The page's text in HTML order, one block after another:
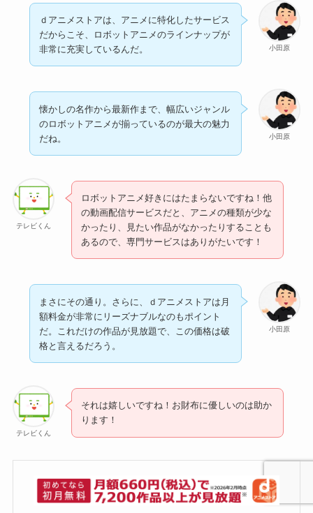
小田原
ｄアニメストアは、アニメに特化したサービス
だからこそ、ロボットアニメのラインナップが
非常に充実しているんだ。
小田原
懐かしの名作から最新作まで、幅広いジャンル
のロボットアニメが揃っているのが最大の魅力
だね。
テレビくん
ロボットアニメ好きにはたまらないですね！他
の動画配信サービスだと、アニメの種類が少な
かったり、見たい作品がなかったりすることも
あるので、専門サービスはありがたいです！
小田原
まさにその通り。さらに、ｄアニメストアは月
額料金が非常にリーズナブルなのもポイント
だ。これだけの作品が見放題で、この価格は破
格と言えるだろう。
テレビくん
それは嬉しいですね！お財布に優しいのは助か
ります！